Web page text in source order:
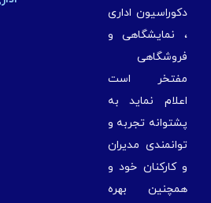
دکوراسیون اداری
، نمایشگاهی و
فروشگاهی
مفتخر است
اعلام نماید به
پشتوانه تجربه و
توانمندی مدیران
و کارکنان خود و
همچنین بهره